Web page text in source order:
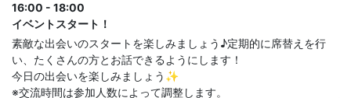
16:00 - 18:00
イベントスタート！
素敵な出会いのスタートを楽しみましょう♪定期的に席替えを行
い、たくさんの方とお話できるようにします！
今日の出会いを楽しみましょう✨
※交流時間は参加人数によって調整します。